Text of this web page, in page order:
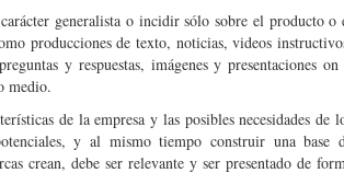
generalista o incidir sólo sobre el producto o
producciones de texto, noticias, videos
y respuestas, imágenes y presentaciones
medio.
de la empresa y las posibles necesidades de
y al mismo tiempo construir una base
crean, debe ser relevante y ser presentado de